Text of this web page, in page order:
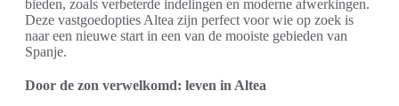
bieden, zoals verbeterde indelingen en moderne afwerkingen.
Deze vastgoedopties Altea zijn perfect voor wie op zoek is
naar een nieuwe start in een van de mooiste gebieden van
Spanje.
Door de zon verwelkomd: leven in Altea